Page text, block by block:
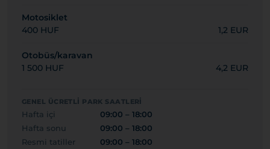
Motosiklet
400 HUF
1,2 EUR
Otobüs/karavan
1 500 HUF
4,2 EUR
GENEL ÜCRETLI PARK SAATLERI
Hafta içi
09:00 – 18:00
Hafta sonu
09:00 – 18:00
Resmi tatiller
09:00 – 18:00